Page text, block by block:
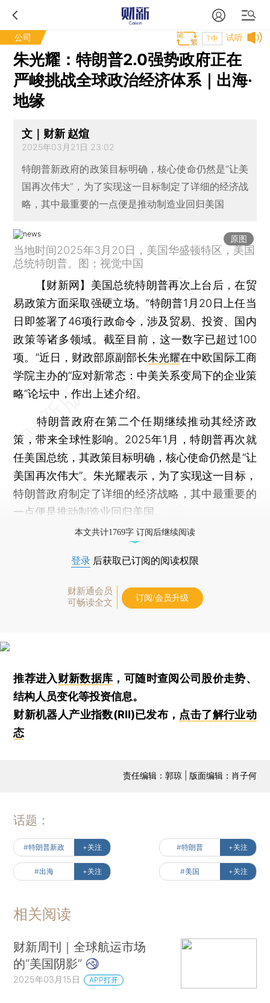
公司 试听
T中
朱光耀：特朗普2.0强势政府正在
严峻挑战全球政治经济体系｜出海·
地缘
文｜财新 赵煊
2025年03月21日 23:02
特朗普新政府的政策目标明确，核心使命仍然是“让美
国再次伟大”，为了实现这一目标制定了详细的经济战
略，其中最重要的一点便是推动制造业回归美国
原图
当地时间2025年3月20日，美国华盛顿特区，美国
总统特朗普。图：视觉中国
【财新网】 美国总统特朗普再次上台后，在贸
易政策方面采取强硬立场。“特朗普1月20日上任当
日即签署了46项行政命令，涉及贸易、投资、国内
政策等诸多领域。截至目前，这一数字已超过100
项。”近日，财政部原副部长朱光耀在中欧国际工商
学院主办的“应对新常态：中美关系变局下的企业策
略”论坛中，作出上述介绍。
特朗普政府在第二个任期继续推动其经济政
策，带来全球性影响。2025年1月，特朗普再次就
任美国总统，其政策目标明确，核心使命仍然是“让
美国再次伟大”。朱光耀表示，为了实现这一目标，
特朗普政府制定了详细的经济战略，其中最重要的
一点便是推动制造业回归美国。
本文共计1769字 订阅后继续阅读
登录 后获取已订阅的阅读权限
财新通会员
可畅读全文
订阅/会员升级
推荐进入财新数据库 ，可随时查阅公司股价走势、
结构人员变化等投资信息。
财新机器人产业指数(RII)已发布， 点击了解行业动
态
责任编辑：郭琼 | 版面编辑：肖子何
话题：
#特朗普新政 +关注 #特朗普 +关注
#出海 +关注 #美国 +关注
相关阅读
财新周刊｜全球航运市场
的“美国阴影”
2025年03月15日 APP打开